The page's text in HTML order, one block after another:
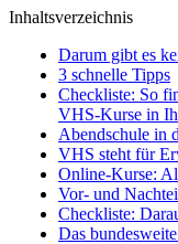
Inhaltsverzeichnis
Darum gibt es
3 schnelle Tipps
Checkliste: So
VHS-Kurse in
Abendschule in
VHS steht für
Online-Kurse:
Vor- und
Checkliste:
Das